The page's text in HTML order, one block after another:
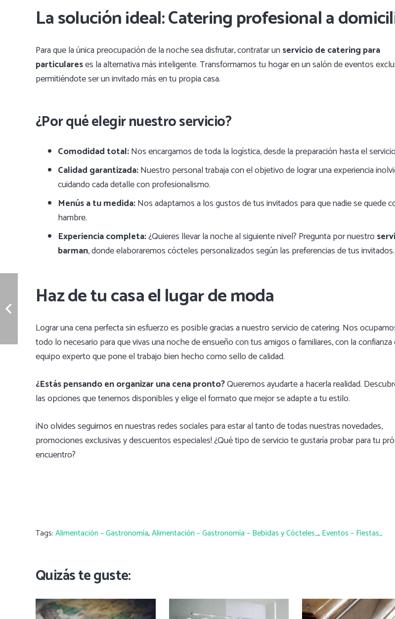
La solución ideal: Catering profesional a
Para que la única preocupación de la noche sea disfrutar, contratar unservicio de catering para
particulareses la alternativa más inteligente. Transformamos tu hogar en un salón de eventos
permitiéndote ser un invitado más en tu propia casa.
¿Por qué elegir nuestro servicio?
Comodidad total:Nos encargamos de toda la logística, desde la preparación hasta el
Calidad garantizada:Nuestro personal trabaja con el objetivo de lograr una experiencia
cuidando cada detalle con profesionalismo.
Menús a tu medida:Nos adaptamos a los gustos de tus invitados para que nadie se quede
hambre.
Experiencia completa:¿Quieres llevar la noche al siguiente nivel? Pregunta por nuestro
barman, donde elaboraremos cócteles personalizados según las preferencias de tus invitados.
Haz de tu casa el lugar de moda
Lograr una cena perfecta sin esfuerzo es posible gracias a nuestro servicio de catering. Nos
todo lo necesario para que vivas una noche de ensueño con tus amigos o familiares, con la confianza
equipo experto que pone el trabajo bien hecho como sello de calidad.
¿Estás pensando en organizar una cena pronto?Queremos ayudarte a hacerla realidad.
las opciones que tenemos disponibles y elige el formato que mejor se adapte a tu estilo.
¡No olvides seguirnos en nuestras redes sociales para estar al tanto de todas nuestras novedades,
promociones exclusivas y descuentos especiales! ¿Qué tipo de servicio te gustaría probar para tu
encuentro?
Tags:Alimentación – Gastronomía,Alimentación – Gastronomía – Bebidas y Cócteles_, Eventos – Fiestas_
Quizás te guste: